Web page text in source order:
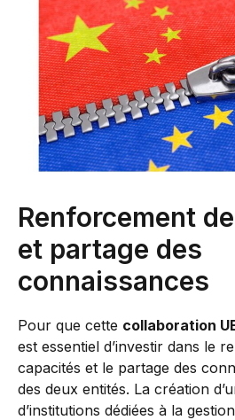
Renforcement
et partage des
connaissances
Pour que cette collaboration
est essentiel d’investir dans le
capacités et le partage des
des deux entités. La création
d’institutions dédiées à la